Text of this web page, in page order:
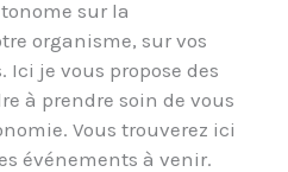
sur la
organisme, sur vos
Ici je vous propose des
à prendre soin de vous
Vous trouverez ici
événements à venir.